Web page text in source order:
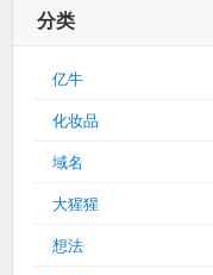
分类
亿牛
化妆品
域名
大猩猩
想法